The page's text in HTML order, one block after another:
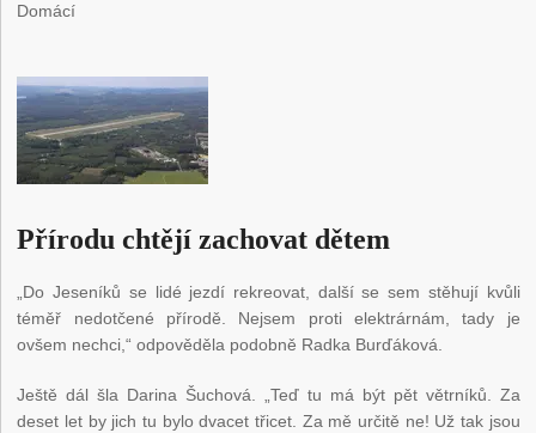
Domácí
Přírodu chtějí zachovat dětem
„Do Jeseníků se lidé jezdí rekreovat, další se sem stěhují kvůli
téměř nedotčené přírodě. Nejsem proti elektrárnám, tady je
ovšem nechci,“ odpověděla podobně Radka Burďáková.
Ještě dál šla Darina Šuchová. „Teď tu má být pět větrníků. Za
deset let by jich tu bylo dvacet třicet. Za mě určitě ne! Už tak jsou